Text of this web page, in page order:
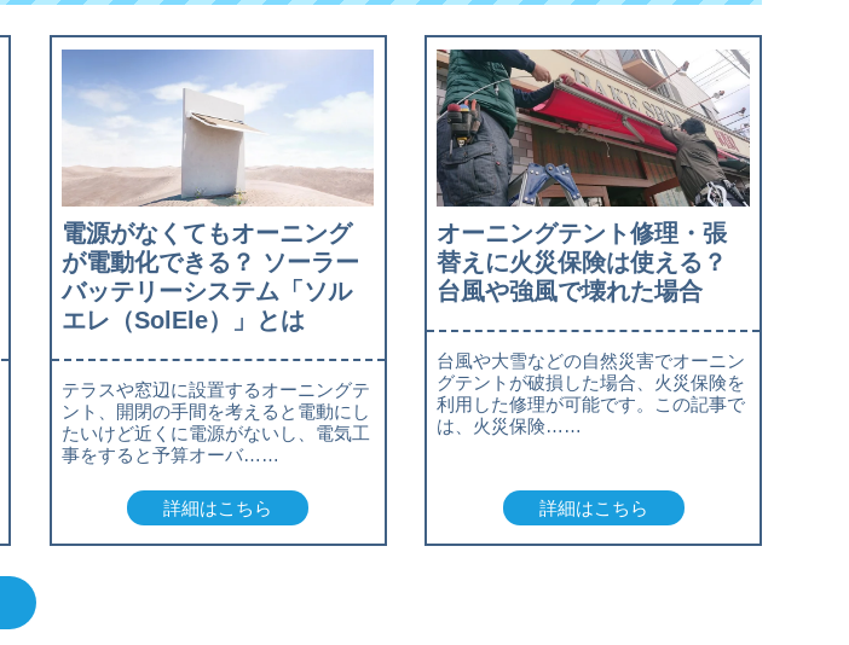
電源がなくてもオーニング
が電動化できる？ ソーラー
バッテリーシステム「ソル
エレ（SolEle）」とは
テラスや窓辺に設置するオーニングテ
ント、開閉の手間を考えると電動にし
たいけど近くに電源がないし、電気工
事をすると予算オーバ……
詳細はこちら
オーニングテント修理・張
替えに火災保険は使える？
台風や強風で壊れた場合
台風や大雪などの自然災害でオーニン
グテントが破損した場合、火災保険を
利用した修理が可能です。この記事で
は、火災保険……
詳細はこちら